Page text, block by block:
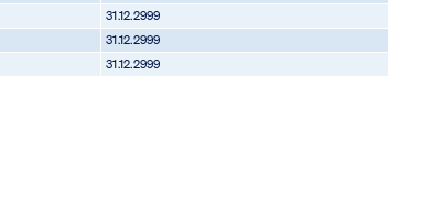
31.12.2999
31.12.2999
31.12.2999